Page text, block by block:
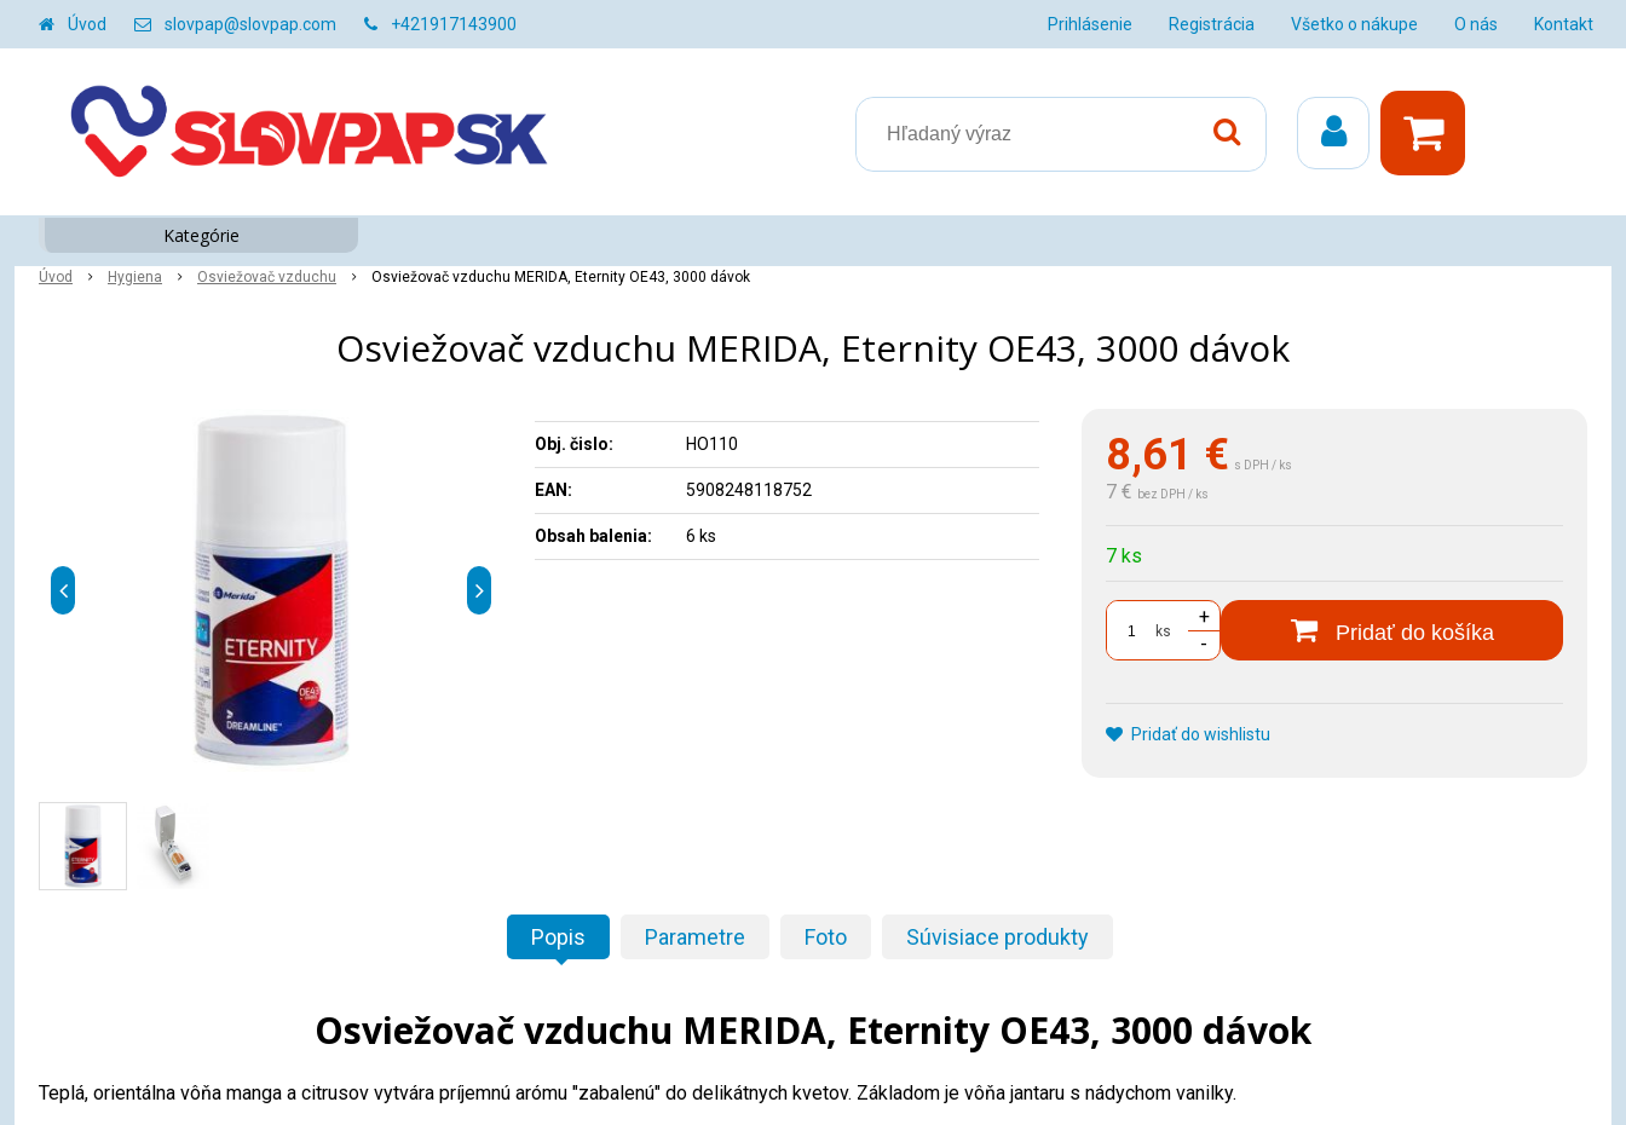
Úvod slovpap@slovpap.com +421917143900 Prihlásenie Registrácia Všetko o nákupe O nás Kontakt
Úvod Hygiena Osviežovač vzduchu Osviežovač vzduchu MERIDA, Eternity OE43, 3000 dávok
Osviežovač vzduchu MERIDA, Eternity OE43, 3000 dávok
8,61 € s DPH / ks
7 € bez DPH / ks
7 ks
ks
+
-
Pridať do košíka
Pridať do wishlistu
Obj. čislo: HO110
EAN: 5908248118752
Obsah balenia: 6 ks
Popis Parametre Foto Súvisiace produkty
Osviežovač vzduchu MERIDA, Eternity OE43, 3000 dávok
Teplá, orientálna vôňa manga a citrusov vytvára príjemnú arómu "zabalenú" do delikátnych kvetov. Základom je vôňa jantaru s nádychom vanilky.
Kategórie